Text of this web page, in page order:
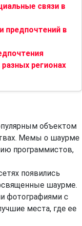
связи в
предпочтений в
регионах
объектом
Мемы о шаурме
программистов,
появились
шаурме.
фотографиями с
места, где ее